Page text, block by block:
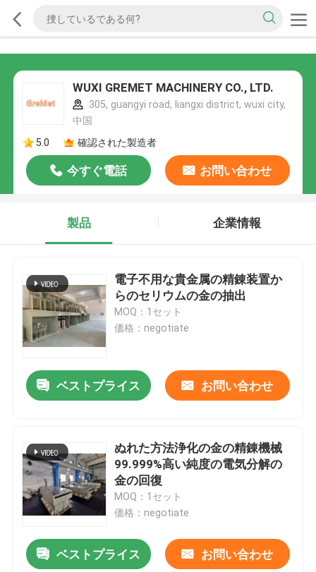
WUXI GREMET MACHINERY CO., LTD.
305, guangyi road, liangxi district, wuxi city,
中国
5.0
確認された製造者
今すぐ電話 お問い合わせ
製品 企業情報
電子不用な貴金属の精錬装置か
らのセリウムの金の抽出
MOQ：1セット
価格：negotiate
ベストプライス お問い合わせ
ぬれた方法浄化の金の精錬機械
99.999%高い純度の電気分解の
金の回復
MOQ：1セット
価格：negotiate
ベストプライス お問い合わせ